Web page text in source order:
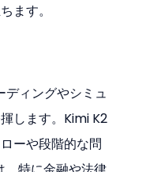
ます。
ディングやシミュ
します。Kimi K2
ーや段階的な問